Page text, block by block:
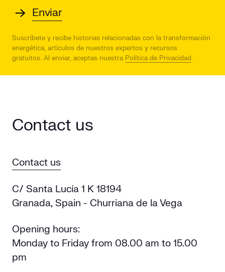
Suscríbete y recibe historias relacionadas con la transformación
energética, artículos de nuestros expertos y recursos
gratuitos. Al enviar, aceptas nuestra Política de Privacidad.
Contact us
Contact us
C/ Santa Lucía 1 K 18194
Granada, Spain - Churriana de la Vega
Opening hours:
Monday to Friday from 08.00 am to 15.00
pm